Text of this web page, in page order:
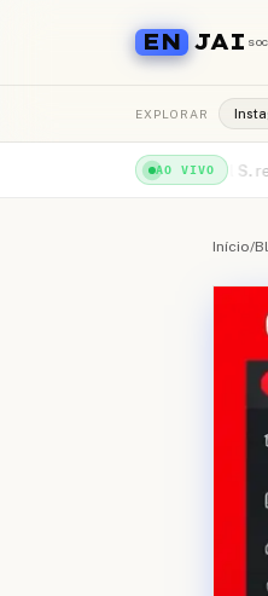
EN JAI
EXPLORAR
AO VIVO
Rafael S. recebeu
Início/